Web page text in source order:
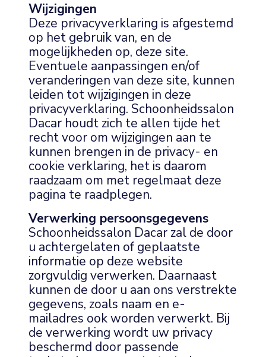
Wijzigingen
Deze privacyverklaring is afgestemd
op het gebruik van, en de
mogelijkheden op, deze site.
Eventuele aanpassingen en/of
veranderingen van deze site, kunnen
leiden tot wijzigingen in deze
privacyverklaring. Schoonheidssalon
Dacar houdt zich te allen tijde het
recht voor om wijzigingen aan te
kunnen brengen in de privacy- en
cookie verklaring, het is daarom
raadzaam om met regelmaat deze
pagina te raadplegen.
Verwerking persoonsgegevens
Schoonheidssalon Dacar zal de door
u achtergelaten of geplaatste
informatie op deze website
zorgvuldig verwerken. Daarnaast
kunnen de door u aan ons verstrekte
gegevens, zoals naam en e-
mailadres ook worden verwerkt. Bij
de verwerking wordt uw privacy
beschermd door passende